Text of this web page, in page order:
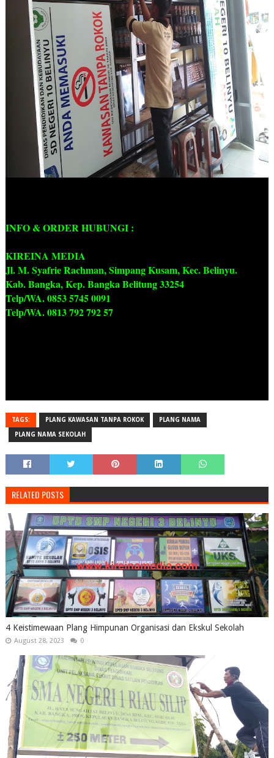
INFO & ORDER HUBUNGI :
KIREINA MEDIA
Jl. M. Syafrie Rachman, Simpang Kusam, Kec. Belinyu.
Kab. Bangka, Kep. Bangka Belitung 33254
Telp/WA. 0853 5745 0091
Telp/WA. 0813 792 792 57
TAGS: PLANG KAWASAN TANPA ROKOK PLANG NAMA
PLANG NAMA SEKOLAH
RELATED POSTS
4 Keistimewaan Plang Himpunan Organisasi dan Ekskul Sekolah
August 28, 2023 0